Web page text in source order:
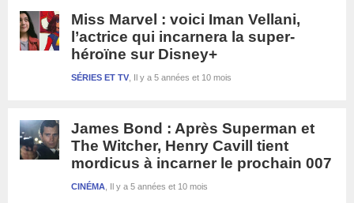
Miss Marvel : voici Iman Vellani,
l’actrice qui incarnera la super-
héroïne sur Disney+
Il y a 5 années et 10 mois
SÉRIES ET TV
James Bond : Après Superman et
The Witcher, Henry Cavill tient
mordicus à incarner le prochain 007
Il y a 5 années et 10 mois
CINÉMA